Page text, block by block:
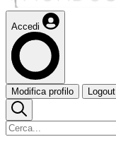
Accedi
Modifica profilo Logout